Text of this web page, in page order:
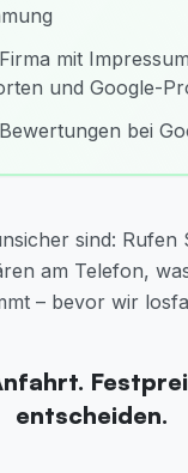
mit
und Google-
bei
sind: Rufen
am Telefon,
– bevor wir
entscheiden.